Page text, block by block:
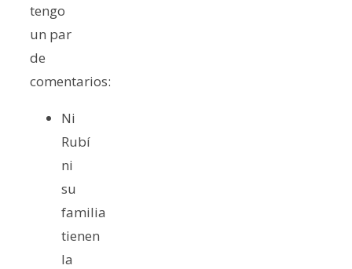
tengo
un par
de
comentarios:
Ni
Rubí
ni
su
familia
tienen
la